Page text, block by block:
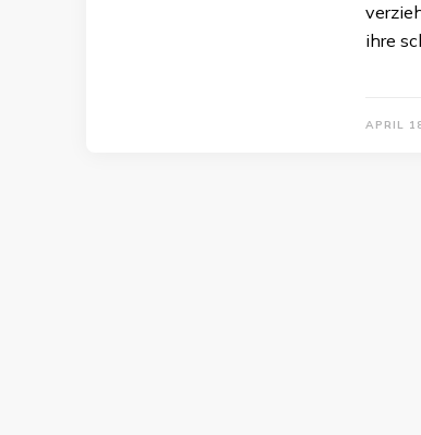
ihre
APRIL